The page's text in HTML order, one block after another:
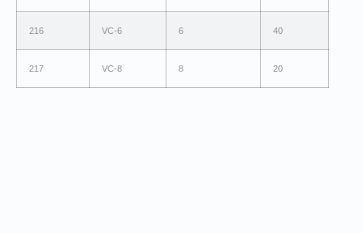
216 VC-6 6 40
217 VC-8 8 20